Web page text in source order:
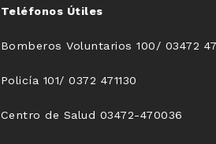
Teléfonos Útiles
Bomberos Voluntarios 100/ 03472
Policía 101/ 0372 471130
Centro de Salud 03472-470036